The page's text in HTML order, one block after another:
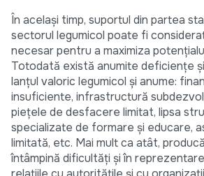
În același timp, suportul din partea
sectorul legumicol poate fi
necesar pentru a maximiza
Totodată există anumite deficiențe
lanțul valoric legumicol și anume:
insuficiente, infrastructură
piețele de desfacere limitat, lipsa
specializate de formare și educare,
limitată, etc. Mai mult ca atât,
întâmpină dificultăți și în